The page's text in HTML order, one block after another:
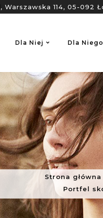
, Warszawska 114, 05-092
Dla Niej Dla Niego
Strona główna
Portfel